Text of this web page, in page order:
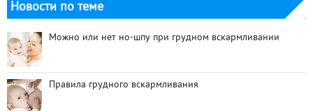
Новости по теме
Можно или нет но-шпу при грудном вскармливании
Правила грудного вскармливания